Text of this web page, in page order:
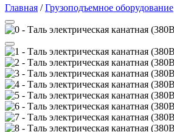
Главная /Грузоподъемное оборудование